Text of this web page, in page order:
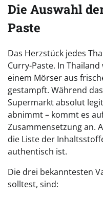
Die Auswahl
Paste
Das Herzstück jedes
Curry-Paste. In
einem Mörser aus
gestampft. Während
Supermarkt absolut
abnimmt – kommt es
Zusammensetzung an.
die Liste der
authentisch ist.
Die drei bekanntesten
solltest, sind: